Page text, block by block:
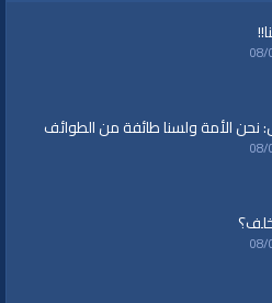
https://www.youtube.com/user/
https://
نحن الأمة ولسنا طائفة من الطوائف